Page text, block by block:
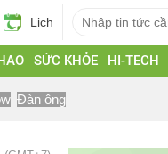
Lịch
SỨC KHỎE HI-TECH
Đàn ông